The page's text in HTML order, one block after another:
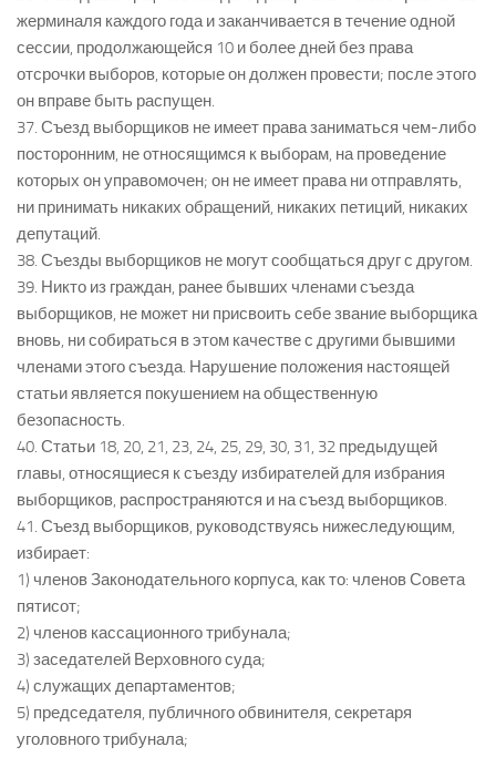
жерминаля каждого года и заканчивается в течение одной
сессии, продолжающейся 10 и более дней без права
отсрочки выборов, которые он должен провести; после этого
он вправе быть распущен.
37. Съезд выборщиков не имеет права заниматься чем-либо
посторонним, не относящимся к выборам, на проведение
которых он управомочен; он не имеет права ни отправлять,
ни принимать никаких обращений, никаких петиций, никаких
депутаций.
38. Съезды выборщиков не могут сообщаться друг с другом.
39. Никто из граждан, ранее бывших членами съезда
выборщиков, не может ни присвоить себе звание выборщика
вновь, ни собираться в этом качестве с другими бывшими
членами этого съезда. Нарушение положения настоящей
статьи является покушением на общественную
безопасность.
40. Статьи 18, 20, 21, 23, 24, 25, 29, 30, 31, 32 предыдущей
главы, относящиеся к съезду избирателей для избрания
выборщиков, распространяются и на съезд выборщиков.
41. Съезд выборщиков, руководствуясь нижеследующим,
избирает:
1) членов Законодательного корпуса, как то: членов Совета
пятисот;
2) членов кассационного трибунала;
3) заседателей Верховного суда;
4) служащих департаментов;
5) председателя, публичного обвинителя, секретаря
уголовного трибунала;